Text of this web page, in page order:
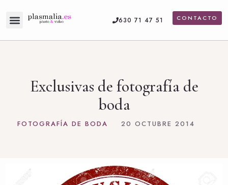
630 71 47 51 CONTACTO
Exclusivas de fotografía de
boda
FOTOGRAFÍA DE BODA 20 OCTUBRE 2014